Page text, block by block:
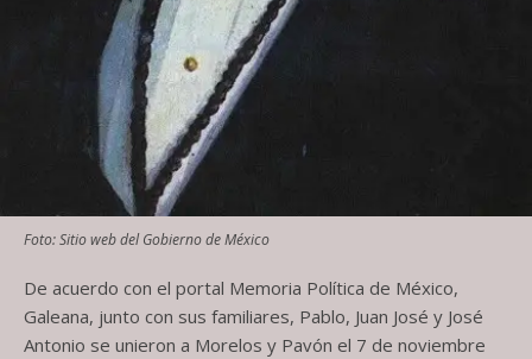
Foto: Sitio web del Gobierno de México
De acuerdo con el portal Memoria Política de México,
Galeana, junto con sus familiares, Pablo, Juan José y José
Antonio se unieron a Morelos y Pavón el 7 de noviembre